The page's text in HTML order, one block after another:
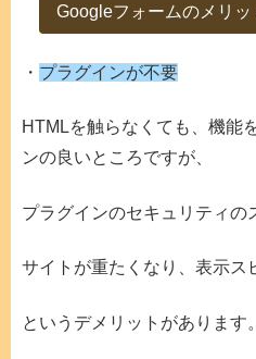
Googleフォームのメリッ
・ プラグインが不要
HTMLを触らなくても、機能
ンの良いところですが、
プラグインのセキュリティの
サイトが重たくなり、表示ス
というデメリットがあります。